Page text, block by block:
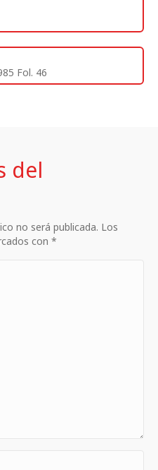
Fol. 46
del
no será publicada. Los
con *